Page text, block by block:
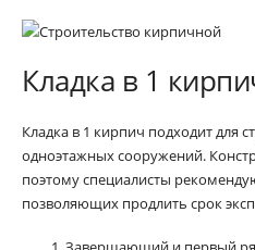
Кладка в 1
Кладка в 1 кирпич подходит для
одноэтажных сооружений.
поэтому специалисты
позволяющих продлить срок